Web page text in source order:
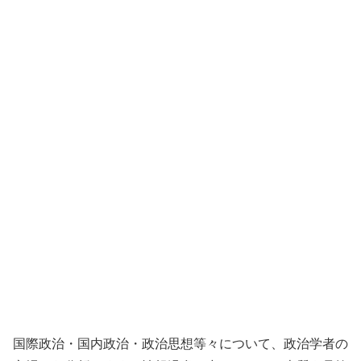
国際政治・国内政治・政治思想等々について、政治学者の